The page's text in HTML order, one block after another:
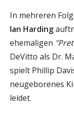
In mehreren
Ian Harding
ehemaligen
DeVitto als Dr.
spielt Phillip
neugeborenes
leidet.